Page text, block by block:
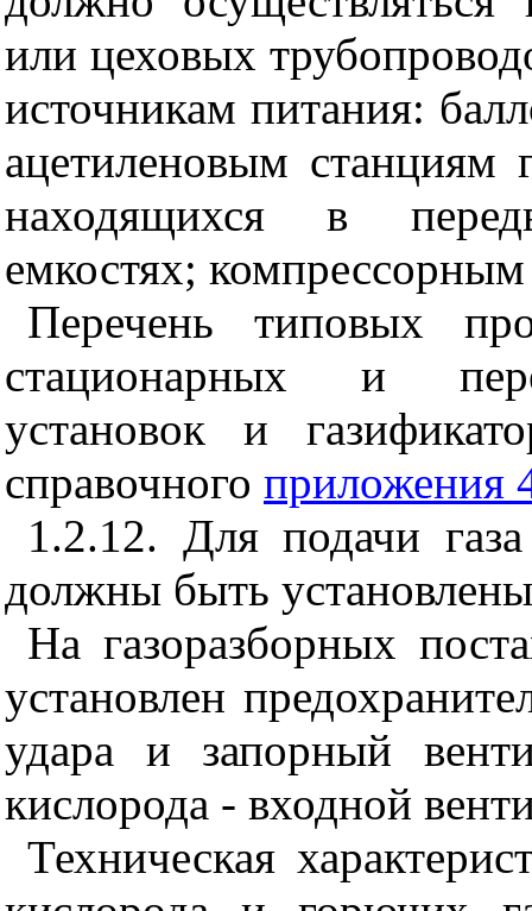
или цеховых
источникам питания:
ацетиленовым станциям
находящихся в
емкостях;
Перечень типовых
стационарных и
установок и
справочного приложения
1.2.12. Для подачи
должны быть
На газоразборных
установлен
удара и запорный
кислорода - входной
Техническая